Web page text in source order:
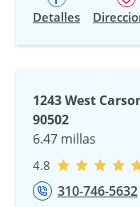
Detalles
1243 West
90502
6.47 millas
4.8
310-746-5632